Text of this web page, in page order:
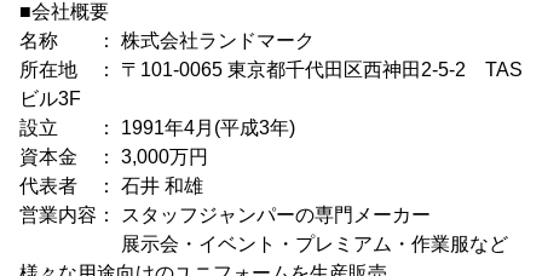
■会社概要
名称 ： 株式会社ランドマーク
所在地 ： 〒101-0065 東京都千代田区西神田2-5-2 TAS
ビル3F
設立 ： 1991年4月(平成3年)
資本金 ： 3,000万円
代表者 ： 石井 和雄
営業内容： スタッフジャンパーの専門メーカー
展示会・イベント・プレミアム・作業服など